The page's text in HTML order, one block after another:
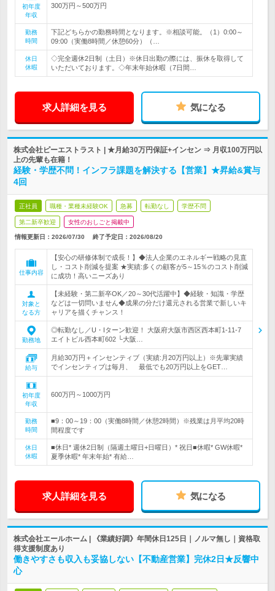
初年度
年収
300万円～500万円
勤務
時間
下記どちらかの勤務時間となります。※相談可能。（1）0:00～
09:00（実働8時間／休憩60分）（…
休日
休暇
◇完全週休2日制（土日）※休日出勤の際には、振休を取得して
いただいております。◇年末年始休暇（7日間…
求人詳細を見る 気になる
株式会社ピーエストラスト | ★月給30万円保証+インセン ⇒ 月収100万円以
上の先輩も在籍！
経験・学歴不問！インフラ課題を解決する【営業】★昇給&賞与
4回
正社員 職種・業種未経験OK 急募 転勤なし 学歴不問
第二新卒歓迎 女性のおしごと掲載中
情報更新日：2026/07/30 終了予定日： 2026/08/20
仕事内容
【安心の研修体制で成長！】◆法人企業のエネルギー戦略の見直
し・コスト削減を提案 ★実績:多くの顧客が5～15％のコスト削減
に成功！高いニーズあり
対象と
なる方
【未経験・第二新卒OK／20～30代活躍中】◆経験・知識・学歴
などは一切問いません◆成果の分だけ還元される営業で新しいキ
ャリアを描くチャンス！
勤務地
◎転勤なし／U・Iターン歓迎！ 大阪府大阪市西区西本町1-11-7
エイトビル西本町602 └大阪…
給与
月給30万円＋インセンティブ（実績:月20万円以上）※先輩実績
でインセンティブは毎月、 最低でも20万円以上をGET…
初年度
年収
600万円～1000万円
勤務
時間
■9：00～19：00（実働8時間／休憩2時間）※残業は月平均20時
間程度です
休日
休暇
■休日* 週休2日制（隔週土曜日+日曜日）* 祝日■休暇* GW休暇*
夏季休暇* 年末年始* 有給…
求人詳細を見る 気になる
株式会社エールホーム | 《業績好調》年間休日125日｜ノルマ無し｜資格取
得支援制度あり
働きやすさも収入も妥協しない【不動産営業】完休2日★反響中
心